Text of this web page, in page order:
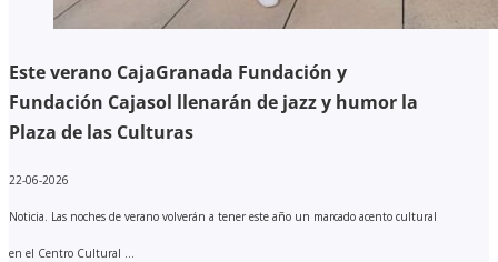
Este verano CajaGranada Fundación y
Fundación Cajasol llenarán de jazz y humor la
Plaza de las Culturas
22-06-2026
Noticia. Las noches de verano volverán a tener este año un marcado acento cultural
en el Centro Cultural ...